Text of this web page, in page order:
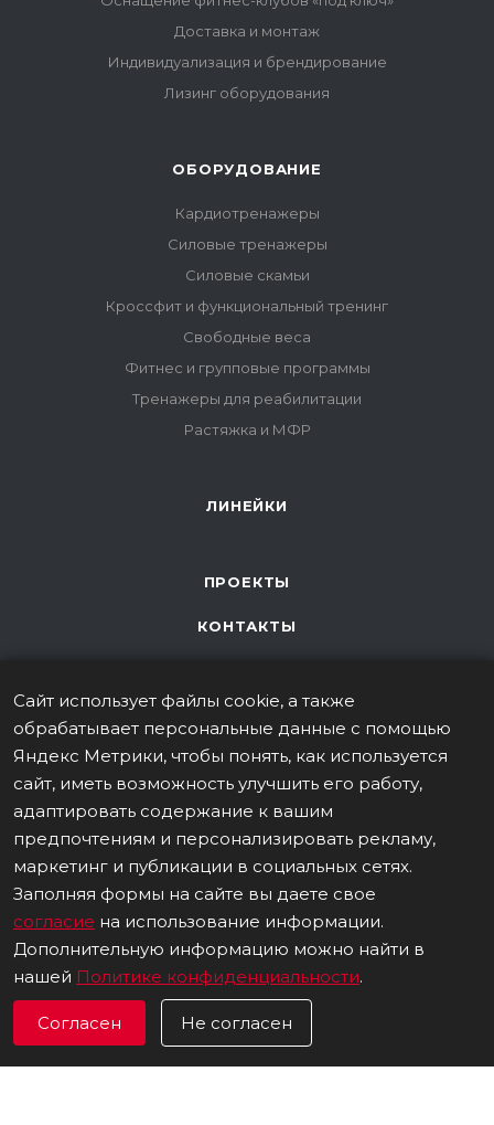
Доставка и монтаж
Индивидуализация и брендирование
Лизинг оборудования
ОБОРУДОВАНИЕ
Кардиотренажеры
Силовые тренажеры
Силовые скамьи
Кроссфит и функциональный тренинг
Свободные веса
Фитнес и групповые программы
Тренажеры для реабилитации
Растяжка и МФР
ЛИНЕЙКИ
ПРОЕКТЫ
КОНТАКТЫ
ПОДПИСКА НА РАССЫЛКУ
+7 (495) 106-26-56 ЗАКАЗАТЬ ЗВОНОК
info@italy-sport.ru
Москва, ул. Мосфильмовская 42с1
ПОЛИТИКА В ОТНОШЕНИИ ОБРАБОТКИ ПЕРСОНАЛЬНЫХ ДАННЫХ
Сайт использует файлы cookie, а также
обрабатывает персональные данные с помощью
Яндекс Метрики, чтобы понять, как используется
сайт, иметь возможность улучшить его работу,
адаптировать содержание к вашим
предпочтениям и персонализировать рекламу,
маркетинг и публикации в социальных сетях.
Заполняя формы на сайте вы даете свое
согласие на использование информации.
Дополнительную информацию можно найти в
нашей Политике конфиденциальности.
Согласен Не согласен